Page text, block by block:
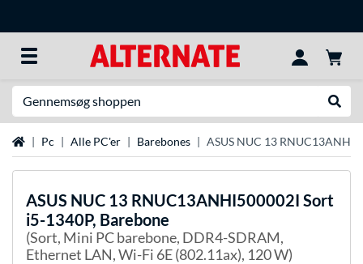
Startside
Pc Alle PC'er Barebones ASUS NUC 13
ASUS NUC 13 RNUC13ANHI500002I Sort
i5-1340P, Barebone
(Sort, Mini PC barebone, DDR4-SDRAM,
Ethernet LAN, Wi-Fi 6E (802.11ax), 120 W)